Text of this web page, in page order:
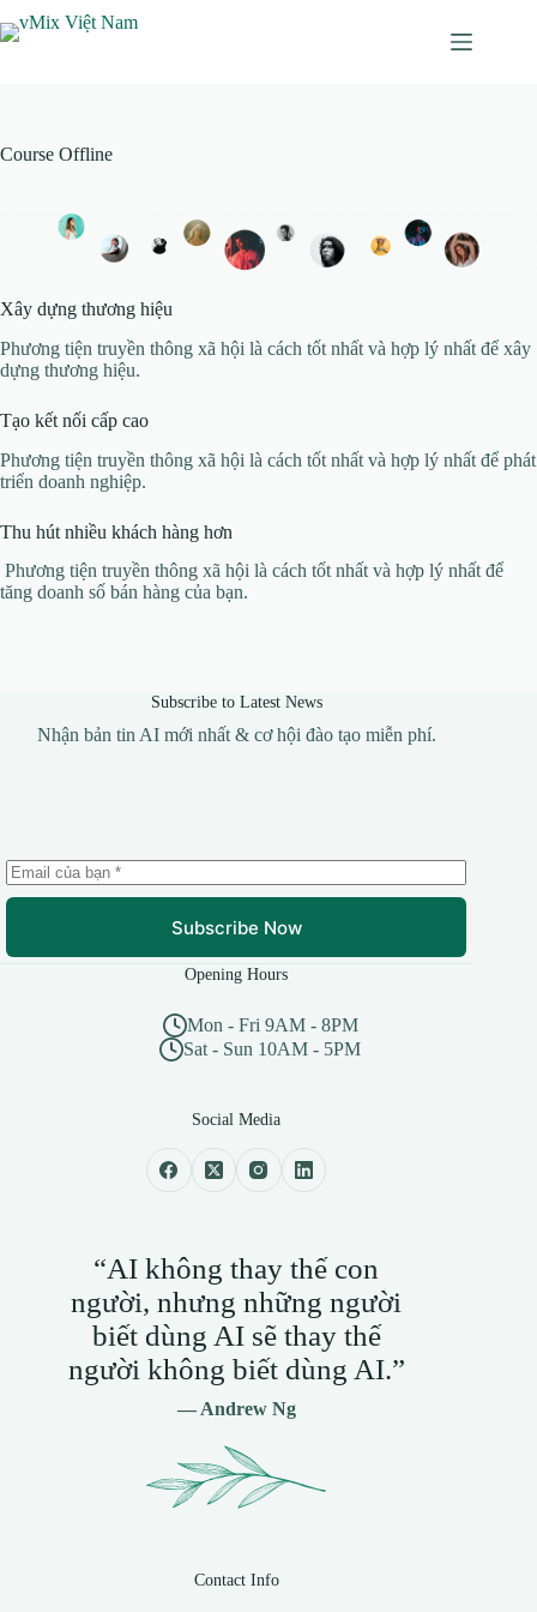
đến
Course Offline
Xây dựng thương hiệu
Phương tiện truyền thông xã hội là cách tốt nhất và hợp lý nhất để xây
dựng thương hiệu.
Tạo kết nối cấp cao​
Phương tiện truyền thông xã hội là cách tốt nhất và hợp lý nhất để phát
triển doanh nghiệp.
Thu hút nhiều khách hàng hơn​
Phương tiện truyền thông xã hội là cách tốt nhất và hợp lý nhất để
tăng doanh số bán hàng của bạn.
Subscribe to Latest News
Nhận bản tin AI mới nhất & cơ hội đào tạo miễn phí.
Subscribe Now
Opening Hours
Mon - Fri 9AM - 8PM
Sat - Sun 10AM - 5PM
Social Media
“AI không thay thế con
người, nhưng những người
biết dùng AI sẽ thay thế
người không biết dùng AI.”
— Andrew Ng
Contact Info